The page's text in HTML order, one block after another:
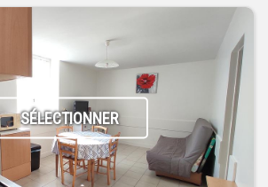
SÉLECTIONNER